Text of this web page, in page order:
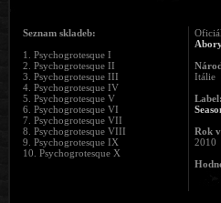
Seznam skladeb:
1. Psychogrotesque I
2. Psychogrotesque II
3. Psychogrotesque III
4. Psychogrotesque IV
5. Psychogrotesque V
6. Psychogrotesque VI
7. Psychogrotesque VII
8. Psychogrotesque VIII
9. Psychogrotesque IX
10. Psychogrotesque X
Itálie
Rok
2010